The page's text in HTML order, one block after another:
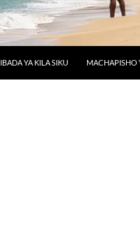
IBADA YA KILA SIKU MACHAPISHO